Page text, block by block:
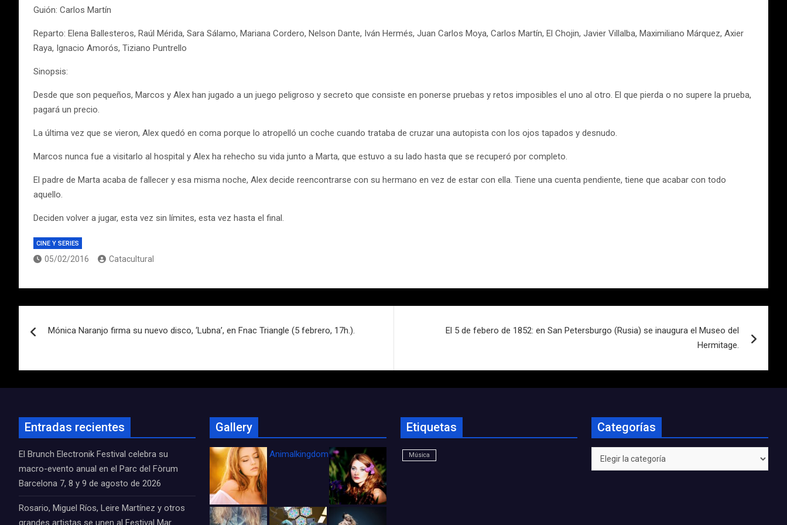
Guión: Carlos Martín
Reparto: Elena Ballesteros, Raúl Mérida, Sara Sálamo, Mariana Cordero, Nelson Dante, Iván Hermés, Juan Carlos Moya, Carlos Martín, El Chojin, Javier Villalba, Maximiliano Márquez, Axier
Raya, Ignacio Amorós, Tiziano Puntrello
Sinopsis:
Desde que son pequeños, Marcos y Alex han jugado a un juego peligroso y secreto que consiste en ponerse pruebas y retos imposibles el uno al otro. El que pierda o no supere la prueba,
pagará un precio.
La última vez que se vieron, Alex quedó en coma porque lo atropelló un coche cuando trataba de cruzar una autopista con los ojos tapados y desnudo.
Marcos nunca fue a visitarlo al hospital y Alex ha rehecho su vida junto a Marta, que estuvo a su lado hasta que se recuperó por completo.
El padre de Marta acaba de fallecer y esa misma noche, Alex decide reencontrarse con su hermano en vez de estar con ella. Tiene una cuenta pendiente, tiene que acabar con todo
aquello.
Deciden volver a jugar, esta vez sin límites, esta vez hasta el final.
CINE Y SERIES
05/02/2016 Catacultural
de
entradas
Mónica Naranjo firma su nuevo disco, ‘Lubna’, en Fnac Triangle (5 febrero, 17h.).
El 5 de febero de 1852: en San Petersburgo (Rusia) se inaugura el Museo del
Hermitage.
Entradas recientes
El Brunch Electronik Festival celebra su
macro-evento anual en el Parc del Fòrum
Barcelona 7, 8 y 9 de agosto de 2026
Rosario, Miguel Ríos, Leire Martínez y otros
grandes artistas se unen al Festival Mar
Gallery
Animalkingdom_FichaCine
Etiquetas
Música
Categorías
Categorías